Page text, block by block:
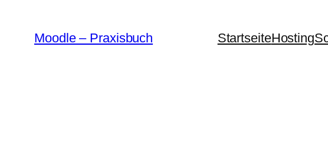
Inhalt
springen
Moodle – Praxisbuch StartseiteHosting